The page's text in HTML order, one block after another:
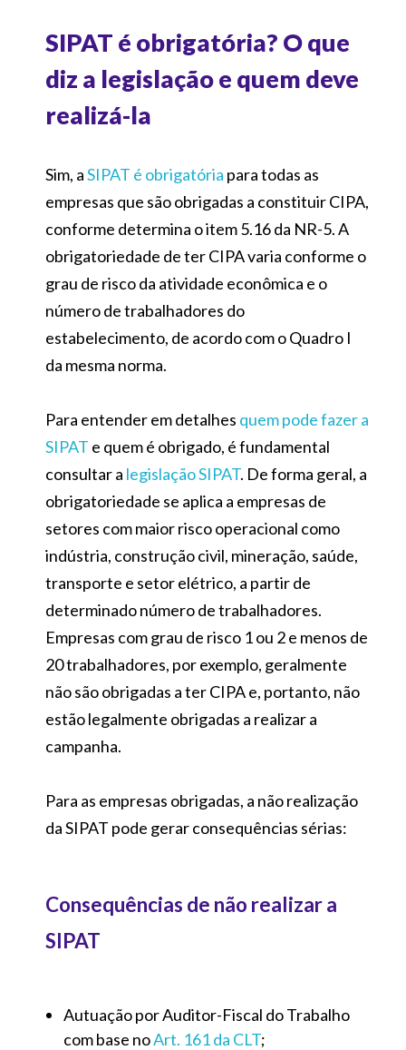
SIPAT é obrigatória? O que
diz a legislação e quem deve
realizá-la
Sim, aSIPAT é obrigatória para todas as
empresas que são obrigadas a constituir CIPA,
conforme determina o item 5.16 da NR-5. A
obrigatoriedade de ter CIPA varia conforme o
grau de risco da atividade econômica e o
número de trabalhadores do
estabelecimento, de acordo com o Quadro I
da mesma norma.
Para entender em detalhes quem pode fazer a
SIPAT e quem é obrigado, é fundamental
consultar a legislação SIPAT. De forma geral, a
obrigatoriedade se aplica a empresas de
setores com maior risco operacional como
indústria, construção civil, mineração, saúde,
transporte e setor elétrico, a partir de
determinado número de trabalhadores.
Empresas com grau de risco 1 ou 2 e menos de
20 trabalhadores, por exemplo, geralmente
não são obrigadas a ter CIPA e, portanto, não
estão legalmente obrigadas a realizar a
campanha.
Para as empresas obrigadas, a não realização
da SIPAT pode gerar consequências sérias:
Consequências de não realizar a
SIPAT
Autuação por Auditor-Fiscal do Trabalho
com base noArt. 161 da CLT;